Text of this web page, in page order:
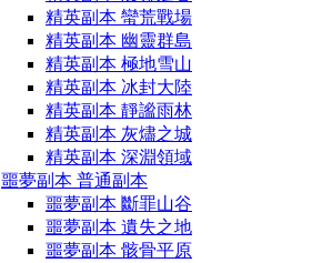
精英副本 蠻荒戰場
精英副本 幽靈群島
精英副本 極地雪山
精英副本 冰封大陸
精英副本 靜謐雨林
精英副本 灰燼之城
精英副本 深淵領域
噩夢副本 普通副本
噩夢副本 斷罪山谷
噩夢副本 遺失之地
噩夢副本 骸骨平原